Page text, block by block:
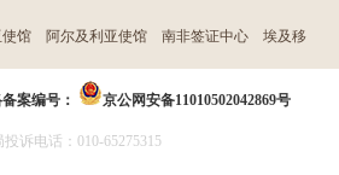
馆 阿尔及利亚使馆 南非签证中心 埃及移
案编号： 京公网安备11010502042869号
投诉电话：010-65275315